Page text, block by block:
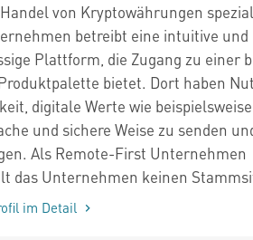
von Kryptowährungen
betreibt eine intuitive und
Plattform, die Zugang zu einer
bietet. Dort haben
digitale Werte wie
und sichere Weise zu senden
Als Remote-First Unternehmen
das Unternehmen keinen
im Detail